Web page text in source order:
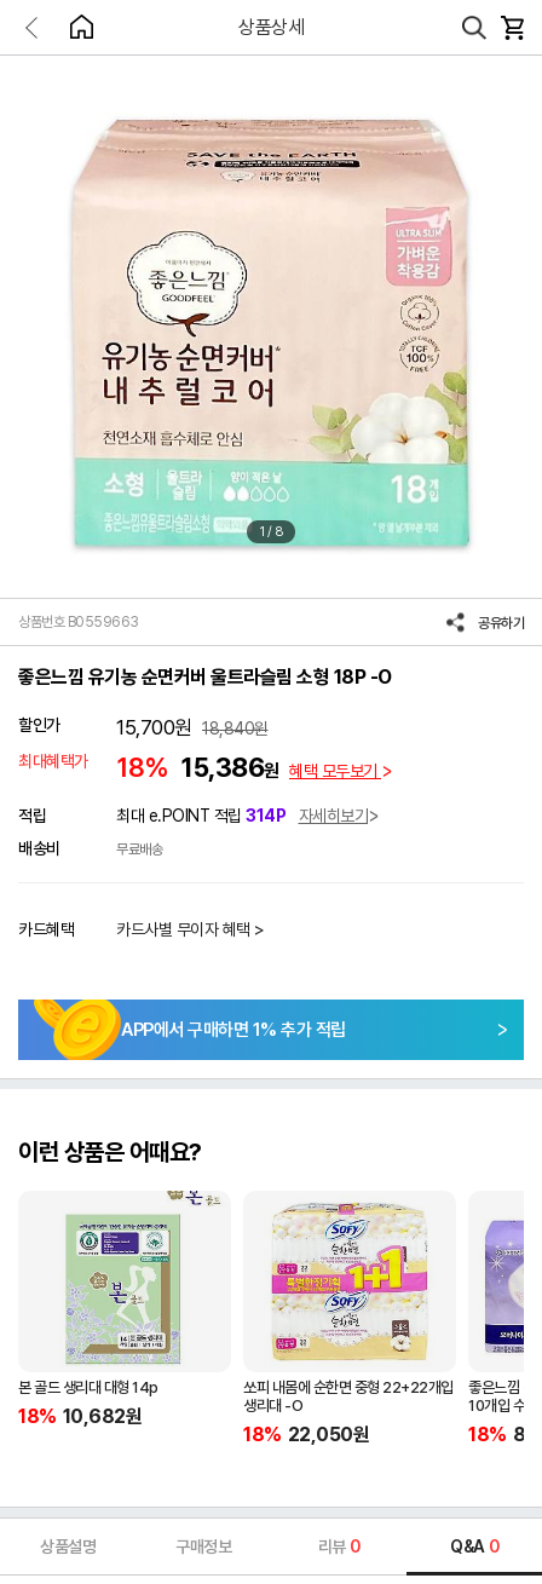
상품상세
1 / 8
상품번호 B0559663 공유하기
좋은느낌 유기농 순면커버 울트라슬림 소형 18P -O
할인가 15,700원 18,840원
최대혜택가
18% 15,386원 혜택 모두보기
적립 최대 e.POINT 적립 314P
자세히보기
배송비
무료배송
카드혜택 카드사별 무이자 혜택 >
APP에서 구매하면 1% 추가 적립
이런 상품은 어때요?
본 골드 생리대 대형 14p
18% 10,682원
쏘피 내몸에 순한면 중형 22+22개입
생리대 -O
18% 22,050원
좋은느낌 생
10개입 수면
18%
상품설명 구매정보 리뷰 0 Q&A 0